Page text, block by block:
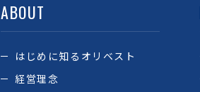
ABOUT
はじめに知るオリベスト
経営理念